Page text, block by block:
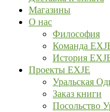
Магазины
О нас
Философия
Команда
История
Проекты EXJE
Уральская
Заказ книги
Посольство